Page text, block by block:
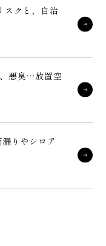
スクと、自治
悪臭…放置空
りやシロア